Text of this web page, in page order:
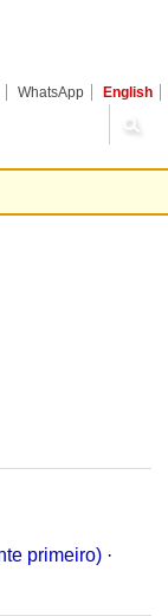
WhatsApp English
primeiro) ·